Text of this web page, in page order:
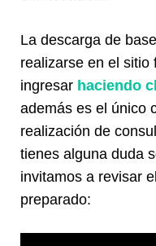
La descarga de
realizarse en el sitio
ingresar haciendo
además es el único
realización de
tienes alguna duda
invitamos a revisar
preparado: